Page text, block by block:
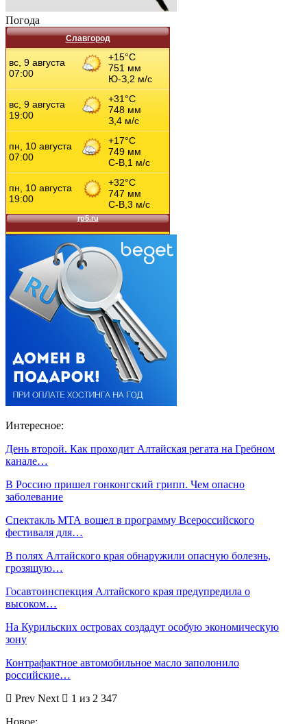
Погода
Славгород
Интересное:
День второй. Как проходит Алтайская регата на Гребном
канале…
В Россию пришел гонконгский грипп. Чем опасно
заболевание
Спектакль МТА вошел в программу Всероссийского
фестиваля для…
В полях Алтайского края обнаружили опасную болезнь,
грозящую…
Госавтоинспекция Алтайского края предупредила о
высоком…
На Курильских островах создадут особую экономическую
зону
Контрафактное автомобильное масло заполонило
российские…
Prev Next
1 из 2 347
Новое: